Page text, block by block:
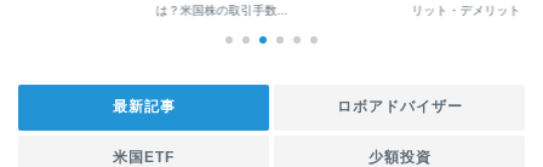
は？米国株の取引手数...
リット・デメリット...
最新記事 ロボアドバイザー
米国ETF 少額投資